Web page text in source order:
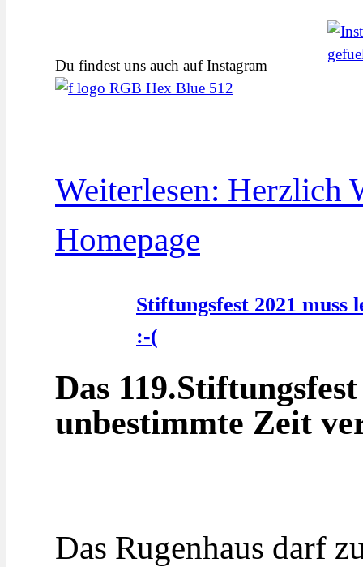
Du findest uns auch auf Instagram
Weiterlesen: Herzlich
Homepage
Stiftungsfest 2021 muss
:-(
Das
unbestimmte Zeit
Das Rugenhaus darf